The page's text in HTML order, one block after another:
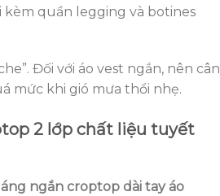
kèm quần legging và botines
Đối với áo vest ngắn, nên cân
mức khi gió mưa thổi nhẹ.
2 lớp chất liệu tuyết
ngắn croptop dài tay áo